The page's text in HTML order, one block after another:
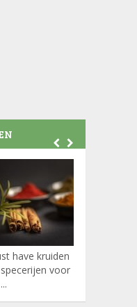
have kruiden
voor